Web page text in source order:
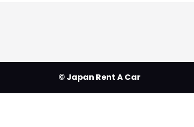
© Japan Rent A Car